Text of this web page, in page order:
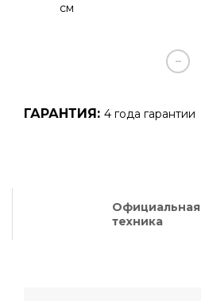
см
ГАРАНТИЯ: 4 года гарантии
Официальная
техника